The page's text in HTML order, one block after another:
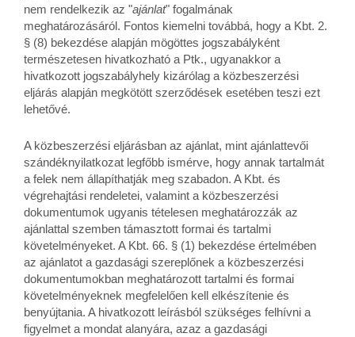
nem rendelkezik az "ajánlat" fogalmának
meghatározásáról. Fontos kiemelni továbbá, hogy a Kbt. 2.
§ (8) bekezdése alapján mögöttes jogszabályként
természetesen hivatkozható a Ptk., ugyanakkor a
hivatkozott jogszabályhely kizárólag a közbeszerzési
eljárás alapján megkötött szerződések esetében teszi ezt
lehetővé.
A közbeszerzési eljárásban az ajánlat, mint ajánlattevői
szándéknyilatkozat legfőbb ismérve, hogy annak tartalmát
a felek nem állapíthatják meg szabadon. A Kbt. és
végrehajtási rendeletei, valamint a közbeszerzési
dokumentumok ugyanis tételesen meghatározzák az
ajánlattal szemben támasztott formai és tartalmi
követelményeket. A Kbt. 66. § (1) bekezdése értelmében
az ajánlatot a gazdasági szereplőnek a közbeszerzési
dokumentumokban meghatározott tartalmi és formai
követelményeknek megfelelően kell elkészítenie és
benyújtania. A hivatkozott leírásból szükséges felhívni a
figyelmet a mondat alanyára, azaz a gazdasági